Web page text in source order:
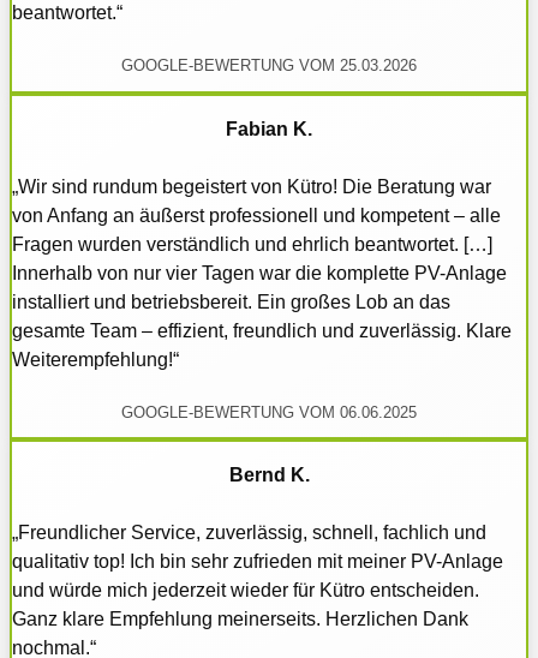
beantwortet.“
GOOGLE-BEWERTUNG VOM 25.03.2026
Fabian K.
„Wir sind rundum begeistert von Kütro! Die Beratung war
von Anfang an äußerst professionell und kompetent – alle
Fragen wurden verständlich und ehrlich beantwortet. […]
Innerhalb von nur vier Tagen war die komplette PV-Anlage
installiert und betriebsbereit. Ein großes Lob an das
gesamte Team – effizient, freundlich und zuverlässig. Klare
Weiterempfehlung!“
GOOGLE-BEWERTUNG VOM 06.06.2025
Bernd K.
„Freundlicher Service, zuverlässig, schnell, fachlich und
qualitativ top! Ich bin sehr zufrieden mit meiner PV-Anlage
und würde mich jederzeit wieder für Kütro entscheiden.
Ganz klare Empfehlung meinerseits. Herzlichen Dank
nochmal.“